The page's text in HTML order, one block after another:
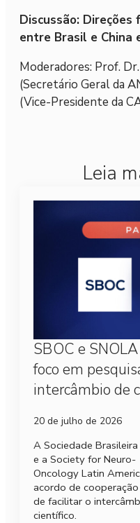
Discussão:
entre Brasil e China
Moderadores: Prof.
(Secretário Geral da
(Vice-Presidente da
Leia
SBOC e
foco em
intercâmbio de
20 de julho de 2026
A Sociedade
e a Society for Neuro-
Oncology Latin
acordo de
de facilitar o
científico.